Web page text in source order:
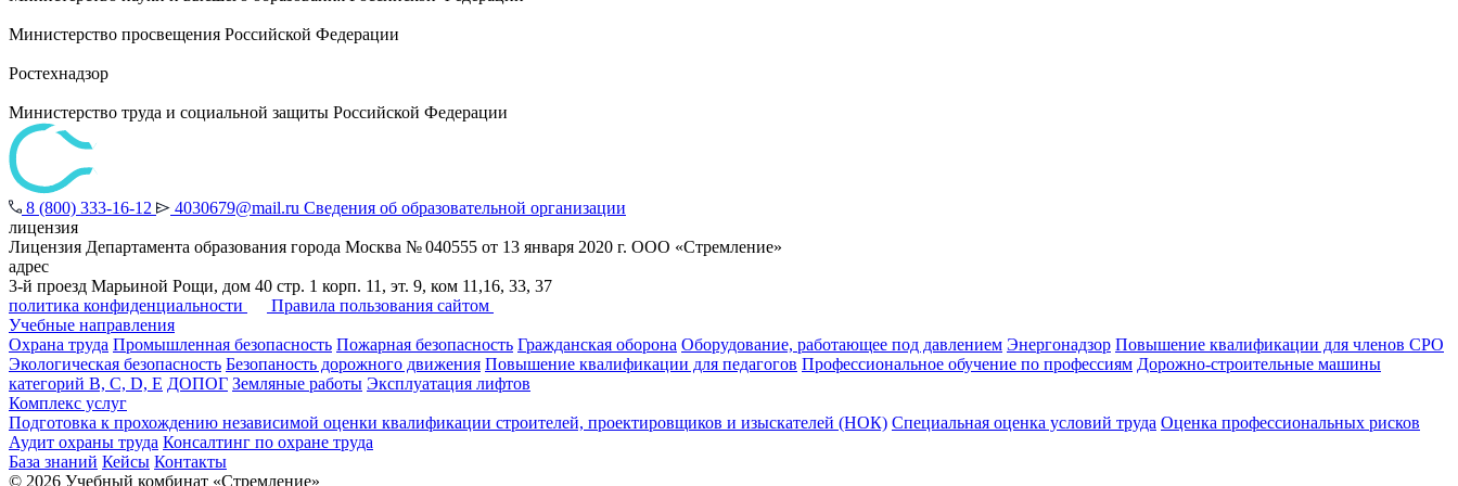
Министерство просвещения Российской Федерации
Ростехнадзор
Министерство труда и социальной защиты Российской Федерации
8 (800) 333-16-12 4030679@mail.ru Сведения об образовательной организации
лицензия
Лицензия Департамента образования города Москва № 040555 от 13 января 2020 г. ООО «Стремление»
адрес
3-й проезд Марьиной Рощи, дом 40 стр. 1 корп. 11, эт. 9, ком 11,16, 33, 37
политика конфиденциальности
Правила пользования сайтом
Учебные направления
Охрана труда Промышленная безопасность Пожарная безопасность Гражданская оборона Оборудование, работающее под давлением Энергонадзор Повышение квалификации для членов СРО
Экологическая безопасность Безопаность дорожного движения Повышение квалификации для педагогов Профессиональное обучение по профессиям Дорожно-строительные машины
категорий B, C, D, E ДОПОГ Земляные работы Эксплуатация лифтов
Комплекс услуг
Подготовка к прохождению независимой оценки квалификации строителей, проектировщиков и изыскателей (НОК) Специальная оценка условий труда Оценка профессиональных рисков
Аудит охраны труда Консалтинг по охране труда
База знаний Кейсы Контакты
© 2026 Учебный комбинат «Стремление»